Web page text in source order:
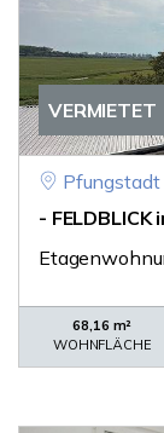
VERMIETET
Pfungstadt
-
68,16 m²
WOHNFLÄCHE